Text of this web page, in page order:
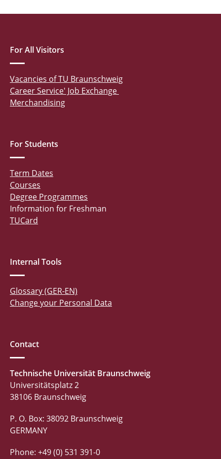
For All Visitors
Vacancies of TU Braunschweig
Career Service' Job Exchange
Merchandising
For Students
Term Dates
Courses
Degree Programmes
Information for Freshman
TUCard
Internal Tools
Glossary (GER-EN)
Change your Personal Data
Contact
Technische Universität Braunschweig
Universitätsplatz 2
38106 Braunschweig
P. O. Box: 38092 Braunschweig
GERMANY
Phone: +49 (0) 531 391-0